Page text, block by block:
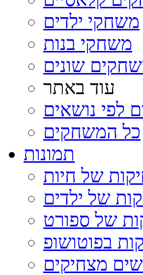
משחקי ילדים
משחקי בנות
שונים
עוד באתר
לפי נושאים
כל המשחקים
תמונות
של חיות
של ילדים
של ספורט
בפוטושופ
מצחיקים